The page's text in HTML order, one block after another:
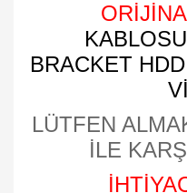
BRACKET
LÜTFEN
İLE